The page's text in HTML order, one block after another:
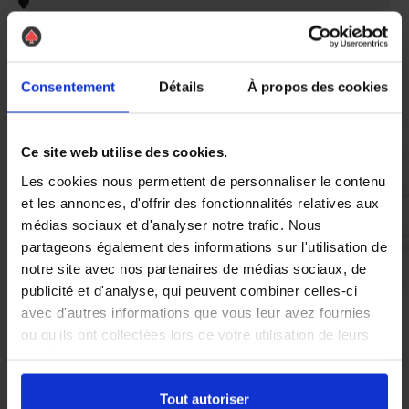
Consentement Détails À propos des cookies
Ce site web utilise des cookies.
Les cookies nous permettent de personnaliser le contenu
et les annonces, d'offrir des fonctionnalités relatives aux
médias sociaux et d'analyser notre trafic. Nous
partageons également des informations sur l'utilisation de
notre site avec nos partenaires de médias sociaux, de
publicité et d'analyse, qui peuvent combiner celles-ci
avec d'autres informations que vous leur avez fournies
ou qu'ils ont collectées lors de votre utilisation de leurs
Tout autoriser
Vous réglez votre intervention par carte bancaire ou par
chèque, un reçu CB et une facture vous sont envoyés par
Etape 5 :
Vous évaluez la prestation
Vous recevez une demande d’évaluation de votre expérience
avec l’équipe AS DE PIC.
Nous avons pensé à tout
À Grand-Quevilly, la présence de pigeons peut rapidement